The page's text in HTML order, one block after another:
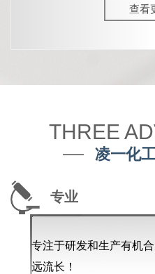
查看
THREE
凌一化
专业
专注于研发和生产有机
远流长！